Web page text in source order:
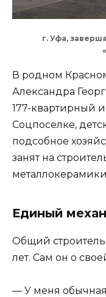
г. Уфа,
В родном
Александра
177-квартирный
Соцпоселке,
подсобное
занят на
Единый
Общий
лет. Сам он о
— У меня